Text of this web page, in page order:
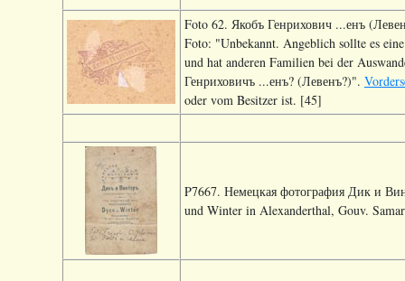
Foto 62. Якобъ Генрихович ...енъ
Foto: "Unbekannt. Angeblich sollte es
und hat anderen Familien bei der
Генриховичъ ...енъ? (Левенъ?)".
oder vom Besitzer ist. [45]
P7667. Немецкая фотография Дик и
und Winter in Alexanderthal, Gouv.